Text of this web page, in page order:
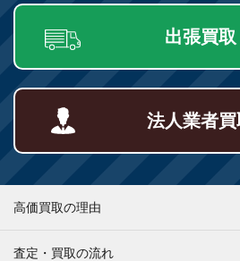
出張買取
法人業者買
高価買取の理由
査定・買取の流れ